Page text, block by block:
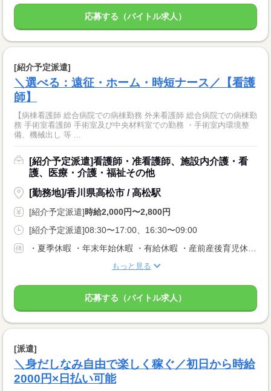
応募する（バイトル求人）
[紹介予定派遣]
＼選べる：遠征・ホーム・時短ナース／【看護
師】
【病棟看護師 総合病院での病棟勤務 外来看護師 総合病院での病棟勤
務 手術室看護師 手術室及び中央材料室での勤務 ・手術室内環境整
備、機械出し 等 ...
[紹介予定派遣]看護師・准看護師、施設内介護・看
護、医療・介護・福祉その他
[勤務地]/香川県高松市 / 高松駅
[紹介予定派遣]時給2,000円〜2,800円
[紹介予定派遣]08:30〜17:00、16:30〜09:00
もっと見る
応募する（バイトル求人）
[派遣]
＼身だしなみ自由で楽しく稼ぐ／初日から時給
2000円×日払い可能